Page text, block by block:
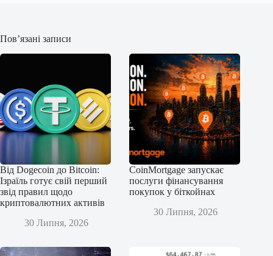
Пов’язані записи
Від Dogecoin до Bitcoin:
Ізраїль готує свій перший
звід правил щодо
криптовалютних активів
30 Липня, 2026
CoinMortgage запускає
послуги фінансування
покупок у біткойнах
30 Липня, 2026